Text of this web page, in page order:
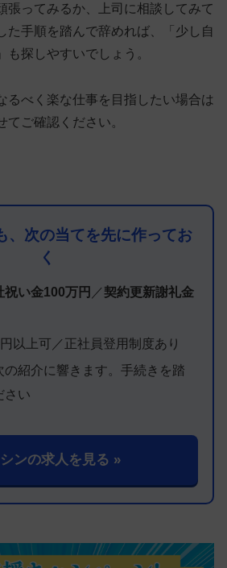
張ってみるか、上司に相談してみて
た手順を踏んで辞めれば、「少し自
探しやすいでしょう。
るべく楽な仕事を目指したい場合は
てご確認ください。
、次の当てを先に作ってお
く
祝い金100万円 ／契約更新謝礼金
以上可／正社員登用制度あり
の紹介に響きます。手続きを踏
さい
ンの求人を見る »